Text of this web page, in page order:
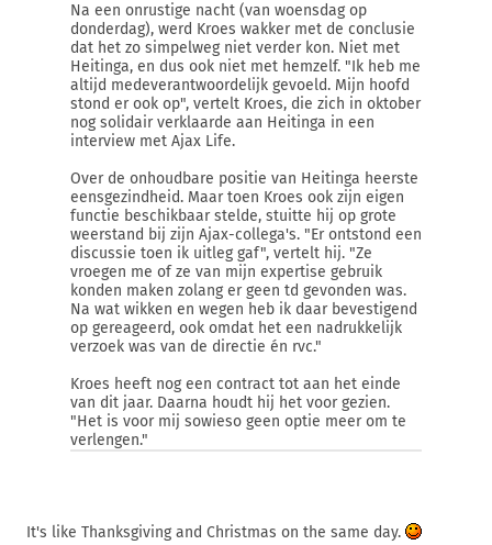
Na een onrustige nacht (van woensdag op
donderdag), werd Kroes wakker met de conclusie
dat het zo simpelweg niet verder kon. Niet met
Heitinga, en dus ook niet met hemzelf. "Ik heb me
altijd medeverantwoordelijk gevoeld. Mijn hoofd
stond er ook op", vertelt Kroes, die zich in oktober
nog solidair verklaarde aan Heitinga in een
interview met Ajax Life.
Over de onhoudbare positie van Heitinga heerste
eensgezindheid. Maar toen Kroes ook zijn eigen
functie beschikbaar stelde, stuitte hij op grote
weerstand bij zijn Ajax-collega's. "Er ontstond een
discussie toen ik uitleg gaf", vertelt hij. "Ze
vroegen me of ze van mijn expertise gebruik
konden maken zolang er geen td gevonden was.
Na wat wikken en wegen heb ik daar bevestigend
op gereageerd, ook omdat het een nadrukkelijk
verzoek was van de directie én rvc."
Kroes heeft nog een contract tot aan het einde
van dit jaar. Daarna houdt hij het voor gezien.
"Het is voor mij sowieso geen optie meer om te
verlengen."
It's like Thanksgiving and Christmas on the same day.